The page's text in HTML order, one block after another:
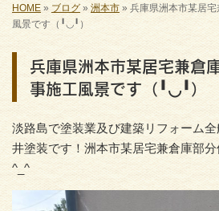
HOME » ブログ» 洲本市 » 兵庫県洲本市某居
風景です（╹◡╹）
兵庫県洲本市某居宅兼倉
事施工風景です（╹◡╹）
淡路島で塗装業及び建築リフォーム
井塗装です！洲本市某居宅兼倉庫部
^_^